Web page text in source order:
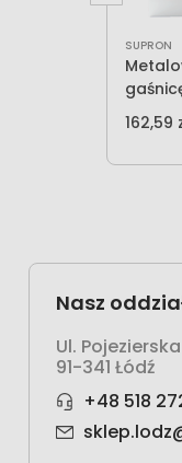
SUPRON
162,59
Nasz
Ul. Pojezierska
91-341 Łódź
+48 518